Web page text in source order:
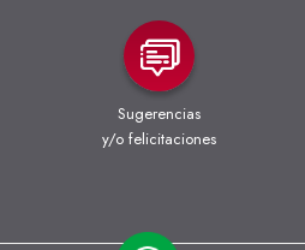
Sugerencias
y/o felicitaciones